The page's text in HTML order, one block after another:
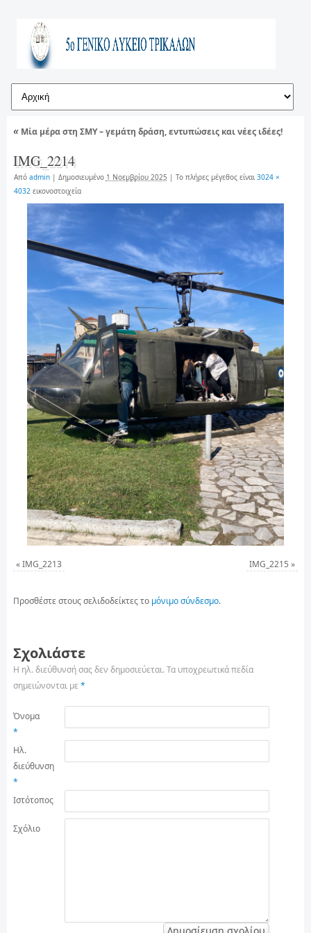
«Μία μέρα στη ΣΜΥ – γεμάτη δράση, εντυπώσεις και νέες ιδέες!
IMG_2214
Από admin | Δημοσιευμένο 1 Νοεμβρίου 2025 | Το πλήρες μέγεθος είναι3024 ×
4032εικονοστοιχεία
«IMG_2213 IMG_2215 »
Προσθέστε στους σελιδοδείκτες το μόνιμο σύνδεσμο.
Σχολιάστε
Η ηλ. διεύθυνσή σας δεν δημοσιεύεται. Τα υποχρεωτικά πεδία
σημειώνονται με *
Όνομα
*
Ηλ.
διεύθυνση
*
Ιστότοπος
Σχόλιο